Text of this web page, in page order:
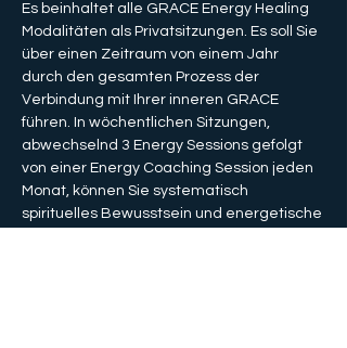
Es beinhaltet alle GRACE Energy Healing
Modalitäten als Privatsitzungen. Es soll Sie
über einen Zeitraum von einem Jahr
durch den gesamten Prozess der
Verbindung mit Ihrer inneren GRACE
führen. In wöchentlichen Sitzungen,
abwechselnd 3 Energy Sessions gefolgt
von einer Energy Coaching Session jeden
Monat, können Sie systematisch
spirituelles Bewusstsein und energetische